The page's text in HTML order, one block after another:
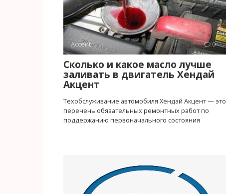
Accent 0
Сколько и какое масло лучше
заливать в двигатель Хендай
Акцент
Техобслуживание автомобиля Хендай Акцент — это
перечень обязательных ремонтных работ по
поддержанию первоначального состояния